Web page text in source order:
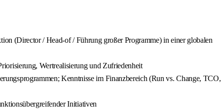
(Director / Head‑of / Führung großer Programme) in einer globalen
Wertrealisierung und Zufriedenheit
Kenntnisse im Finanzbereich (Run vs. Change, TCO,
Initiativen